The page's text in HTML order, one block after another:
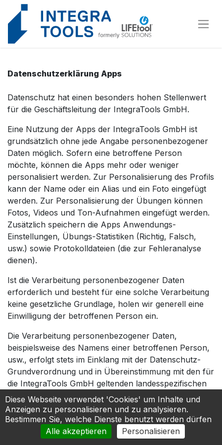
Datenschutzerklärung Apps
Datenschutz hat einen besonders hohen Stellenwert
für die Geschäftsleitung der IntegraTools GmbH.
Eine Nutzung der Apps der IntegraTools GmbH ist
grundsätzlich ohne jede Angabe personenbezogener
Daten möglich. Sofern eine betroffene Person
möchte, können die Apps mehr oder weniger
personalisiert werden. Zur Personalisierung des Profils
kann der Name oder ein Alias und ein Foto eingefügt
werden. Zur Personalisierung der Übungen können
Fotos, Videos und Ton-Aufnahmen eingefügt werden.
Zusätzlich speichern die Apps Anwendungs-
Einstellungen, Übungs-Statistiken (Richtig, Falsch,
usw.) sowie Protokolldateien (die zur Fehleranalyse
dienen).
Ist die Verarbeitung personenbezogener Daten
erforderlich und besteht für eine solche Verarbeitung
keine gesetzliche Grundlage, holen wir generell eine
Einwilligung der betroffenen Person ein.
Die Verarbeitung personenbezogener Daten,
beispielsweise des Namens einer betroffenen Person,
usw., erfolgt stets im Einklang mit der Datenschutz-
Grundverordnung und in Übereinstimmung mit den für
die IntegraTools GmbH geltenden landesspezifischen
Datenschutzbestimmungen. Mittels dieser
Datenschutzerklärung möchte unser Unternehmen die
Öffentlichkeit über Art, Umfang und Zweck der von
uns erhobenen, genutzten und verarbeiteten
Cookie-Einstellungen
Diese Webseite verwendet 'Cookies' um Inhalte und
Anzeigen zu personalisieren und zu analysieren.
Bestimmen Sie, welche Dienste benutzt werden dürfen
Alle akzeptieren
Personalisieren